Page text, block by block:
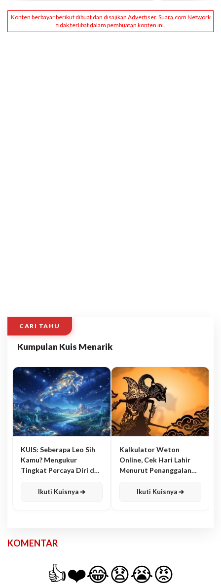
CARI TAHU
Kumpulan Kuis Menarik
KUIS: Seberapa Leo Sih
Kamu? Mengukur
Tingkat Percaya Diri dan
Ikuti Kuisnya ➔
Kalkulator Weton
Online, Cek Hari Lahir
Menurut Penanggalan
Ikuti Kuisnya ➔
KOMENTAR
👍❤️😂😧😭😡